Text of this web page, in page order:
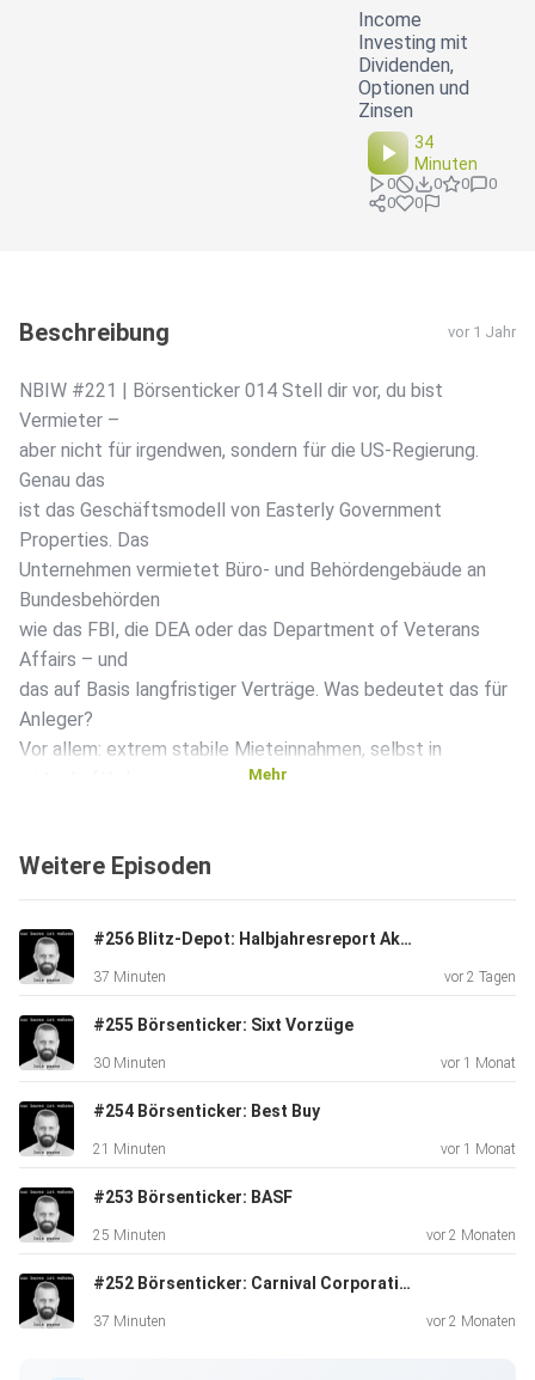
Income
Investing mit
Dividenden,
Optionen und
Zinsen
34
Minuten
0 0 0
0
0
0
Beschreibung vor 1 Jahr
NBIW #221 | Börsenticker 014 Stell dir vor, du bist
Vermieter –
aber nicht für irgendwen, sondern für die US-Regierung.
Genau das
ist das Geschäftsmodell von Easterly Government
Properties. Das
Unternehmen vermietet Büro- und Behördengebäude an
Bundesbehörden
wie das FBI, die DEA oder das Department of Veterans
Affairs – und
das auf Basis langfristiger Verträge. Was bedeutet das für
Anleger?
Vor allem: extrem stabile Mieteinnahmen, selbst in
scheinbar bombensicheren Geschäftsmodells, seit
Druck? Was steckt hinter den Sorgen um staatliche
Sparprogramme und
den jüngsten Dividendenschnitt? Und wie solide ist die
Bilanz
wirklich, wenn die Zinsen steigen? In dieser Folge nehmen
Titel genau unter die Lupe.
Mehr
Weitere Episoden
#256 Blitz-Depot: Halbjahresreport Aktien-Portfolio
37 Minuten vor 2 Tagen
#255 Börsenticker: Sixt Vorzüge
30 Minuten vor 1 Monat
#254 Börsenticker: Best Buy
21 Minuten vor 1 Monat
#253 Börsenticker: BASF
25 Minuten vor 2 Monaten
#252 Börsenticker: Carnival Corporation
37 Minuten vor 2 Monaten